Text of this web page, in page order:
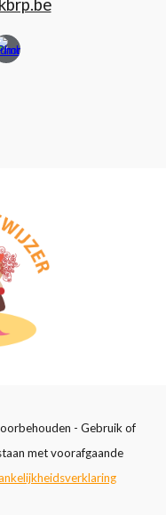
- Gebruik of
met voorafgaande